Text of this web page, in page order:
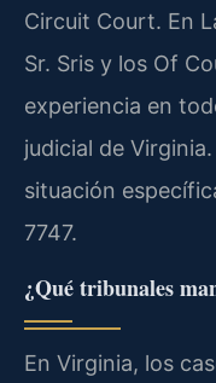
Circuit Court. En
Sr. Sris y los Of
experiencia en
judicial de
situación
7747.
¿Qué tribunales
En Virginia, los